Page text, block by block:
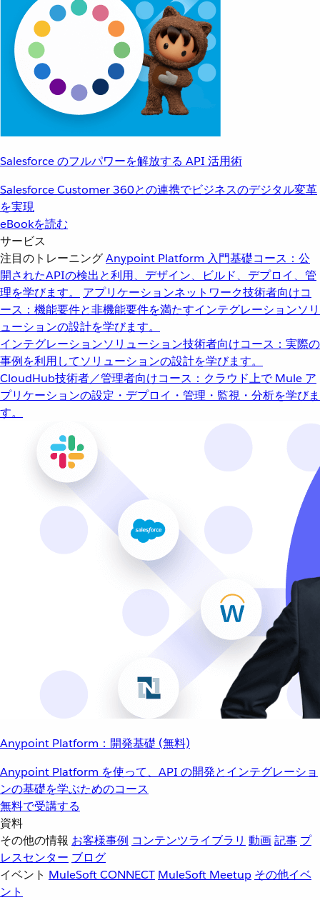
Salesforce のフルパワーを解放する API 活用術
Salesforce Customer 360との連携でビジネスのデジタル変革
を実現
eBookを読む
サービス
注目のトレーニングAnypoint Platform 入門基礎コース：公
開されたAPIの検出と利用、デザイン、ビルド、デプロイ、管
理を学びます。
アプリケーションネットワーク技術者向けコ
ース：機能要件と非機能要件を満たすインテグレーションソリ
ューションの設計を学びます。
インテグレーションソリューション技術者向けコース：実際の
事例を利用してソリューションの設計を学びます。
CloudHub技術者／管理者向けコース：クラウド上で Mule ア
プリケーションの設定・デプロイ・管理・監視・分析を学びま
す。
Anypoint Platform：開発基礎 (無料)
Anypoint Platform を使って、API の開発とインテグレーショ
ンの基礎を学ぶためのコース
無料で受講する
資料
その他の情報 お客様事例 コンテンツライブラリ 動画記事 プ
レスセンター ブログ
イベント MuleSoft CONNECT MuleSoft Meetup その他イベ
ント